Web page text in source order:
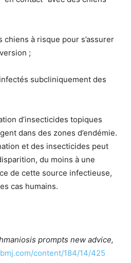
à risque pour s’assurer
;
subcliniquement des
d’insecticides topiques
dans des zones d’endémie.
et des insecticides peut
du moins à une
de cette source infectieuse,
cas humains.
prompts new advice,
content/184/14/425